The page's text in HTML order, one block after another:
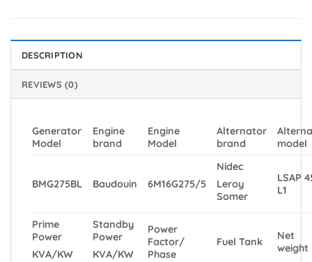
DESCRIPTION
REVIEWS (0)
Generator
Model
Engine
brand
Engine
Model
Alternator
brand
model
BMG275BL Baudouin 6M16G275/5
Nidec
Leroy
Somer
LSAP
L1
Prime
Power
KVA/KW
Standby
Power
KVA/KW
Power
Factor/
Phase
Fuel Tank
Net
weight